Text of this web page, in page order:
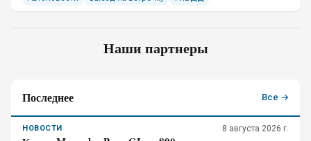
Наши партнеры
Последнее Все →
НОВОСТИ 8 августа 2026 г.